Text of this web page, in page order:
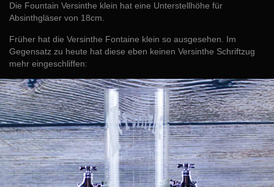
Die Fountain Versinthe klein hat eine Unterstellhöhe für
Absinthgläser von 18cm.
Früher hat die Versinthe Fontaine klein so ausgesehen. Im
Gegensatz zu heute hat diese eben keinen Versinthe Schriftzug
mehr eingeschliffen: